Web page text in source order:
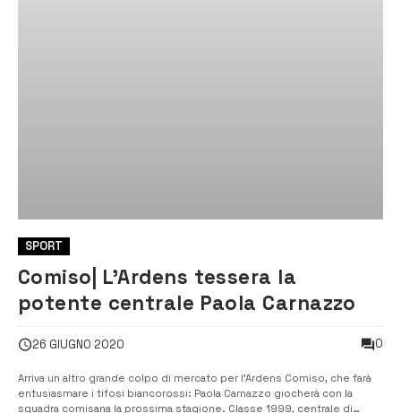
SPORT
Comiso| L’Ardens tessera la
potente centrale Paola Carnazzo
26 GIUGNO 2020 0
Arriva un altro grande colpo di mercato per l’Ardens Comiso, che farà
entusiasmare i tifosi biancorossi: Paola Carnazzo giocherà con la
squadra comisana la prossima stagione. Classe 1999, centrale di